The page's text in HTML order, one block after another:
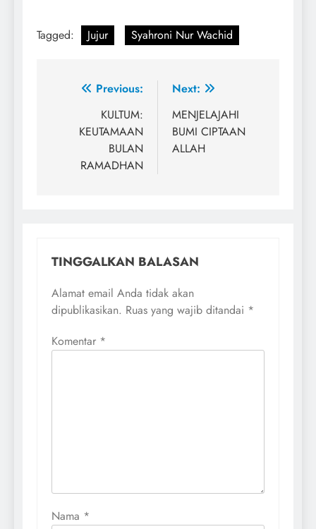
Tagged: Jujur Syahroni Nur Wachid
NavigasiPrevious:
KULTUM:
KEUTAMAAN
BULAN
RAMADHAN
Next:
MENJELAJAHI
BUMI CIPTAAN
ALLAH
TINGGALKAN BALASAN
Alamat email Anda tidak akan
dipublikasikan. Ruas yang wajib ditandai *
Komentar *
Nama *